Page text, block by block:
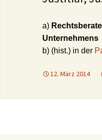
a)
Unternehmens
b) (hist.) in der
12. März 2014